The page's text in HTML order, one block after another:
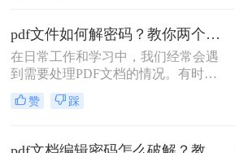
操作。那么加密pdf如何解除加密呢？
以下是一些常见的解除PDF文件加密
的方法。
pdf文件如何解密码？教你两个方法！
在日常工作和学习中，我们经常会遇
到需要处理PDF文档的情况。有时候
我们会遇到一些加密的PDF文件，这
时候如果没有密码，我们就无法进行
文件如何解密码呢？本文将为大家介
赞 踩